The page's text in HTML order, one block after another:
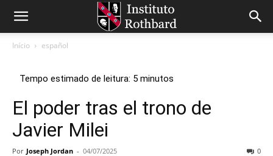
Início español
El poder tras el trono de
Javier Milei
Por Joseph Jordan - 04/07/2025 0